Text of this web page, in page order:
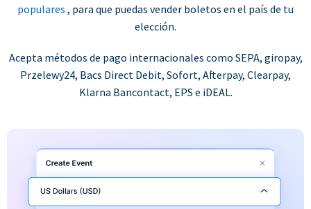
populares , para que puedas vender boletos en el país de tu
elección.
Acepta métodos de pago internacionales como SEPA, giropay,
Przelewy24, Bacs Direct Debit, Sofort, Afterpay, Clearpay,
Klarna Bancontact, EPS e iDEAL.